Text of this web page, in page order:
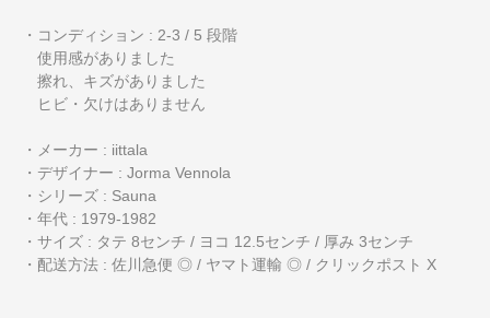
・コンディション : 2-3 / 5 段階
使用感がありました
擦れ、キズがありました
ヒビ・欠けはありません
・メーカー : iittala
・デザイナー : Jorma Vennola
・シリーズ : Sauna
・年代 : 1979-1982
・サイズ : タテ 8センチ / ヨコ 12.5センチ / 厚み 3センチ
・配送方法 : 佐川急便 ◎ / ヤマト運輸 ◎ / クリックポスト X